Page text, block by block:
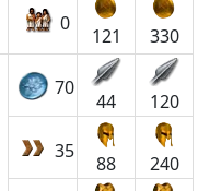
0
121 330
70
44 120
35
88 240